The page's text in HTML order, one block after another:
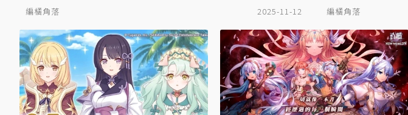
編橘角落 2025-11-12 編橘角落